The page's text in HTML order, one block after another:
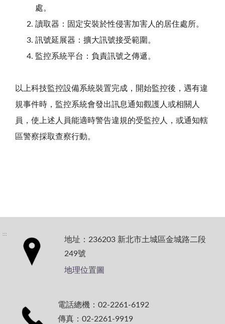
處。
讀取器：固定安裝於性侵害加害人的居住處所。
訊號延展器：擴大訊號接受範圍。
監控系統平台：負責訊號之傳遞。
以上科技監控設備系統裝置完成，開始監控後，遇有違
規事件時，監控系統會發出訊息通知觀護人或相關人
員，使上述人員能適時警告違規的受監控人，或通知轄
區警察採取查察行動。
:::
地址：236203 新北市土城區金城路二段
249號
地理位置圖
電話總機：02-2261-6192
傳真：02-2261-9919